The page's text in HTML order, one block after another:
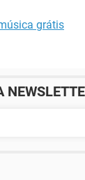
grátis